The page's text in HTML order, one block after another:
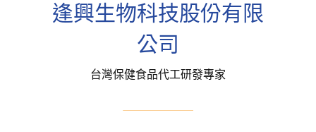
逢興生物科技股份有限
公司
台灣保健食品代工研發專家